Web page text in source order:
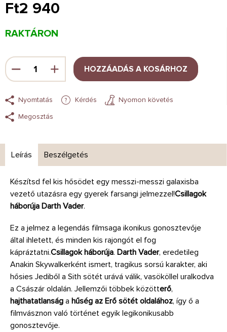
Ft2 940
Egységár:
RAKTÁRON
HOZZÁADÁS A KOSÁRHOZ
Nyomtatás Kérdés
Nyomon követés
Megosztás
Leírás Beszélgetés
Készítsd fel kis hősödet egy messzi-messzi galaxisba
vezető utazásra egy gyerek farsangi jelmezzel!Csillagok
háborúja Darth Vader.
Ez a jelmez a legendás filmsaga ikonikus gonosztevője
által ihletett, és minden kis rajongót el fog
kápráztatni.Csillagok háborúja. Darth Vader, eredetileg
Anakin Skywalkerként ismert, tragikus sorsú karakter, aki
hősies Jediből a Sith sötét urává válik, vasököllel uralkodva
a Császár oldalán. Jellemzői többek közötterő,
hajthatatlanság a hűség az Erő sötét oldalához, így ő a
filmvásznon való történet egyik legikonikusabb
gonosztevője.